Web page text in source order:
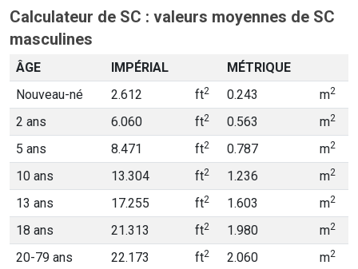
Calculateur de SC : valeurs moyennes de SC
masculines
ÂGE IMPÉRIAL
MÉTRIQUE
Nouveau-né
2.612 ft2 0.243 m2
2 ans 6.060 ft2 0.563 m2
5 ans 8.471 ft2 0.787 m2
10 ans 13.304 ft2 1.236 m2
13 ans 17.255 ft2 1.603 m2
18 ans 21.313 ft2 1.980 m2
20-79 ans 22.173 ft2 2.060 m2